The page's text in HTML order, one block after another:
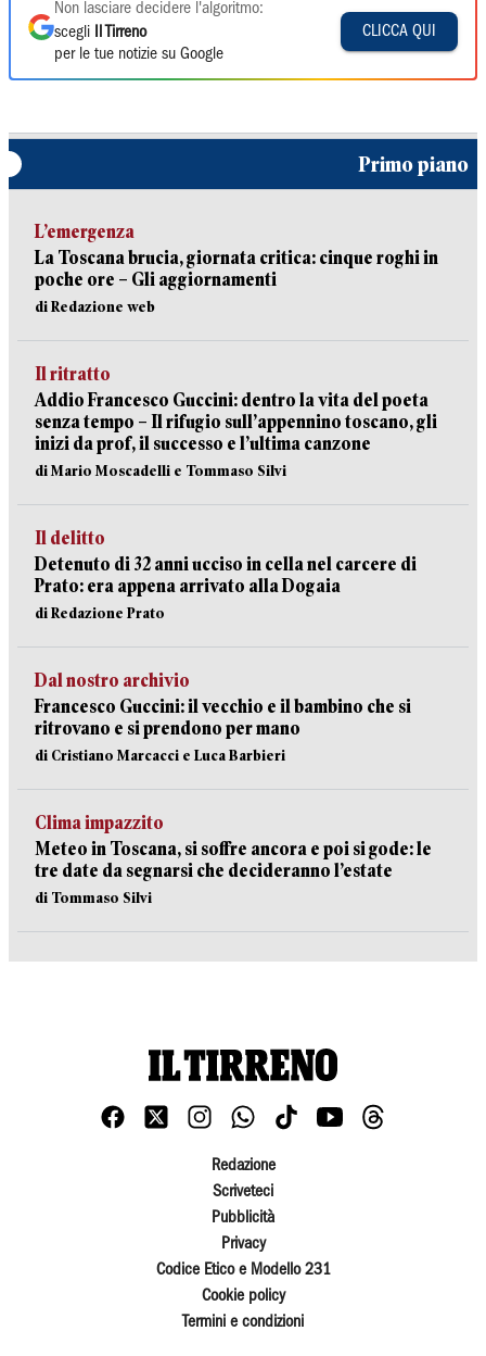
Non lasciare decidere l'algoritmo:
scegli
Il Tirreno
per le tue notizie su Google
CLICCA QUI
Primo piano
L’emergenza
La Toscana brucia, giornata critica: cinque roghi in
poche ore – Gli aggiornamenti
di Redazione web
Il ritratto
Addio Francesco Guccini: dentro la vita del poeta
senza tempo – Il rifugio sull’appennino toscano, gli
inizi da prof, il successo e l’ultima canzone
di Mario Moscadelli e Tommaso Silvi
Il delitto
Detenuto di 32 anni ucciso in cella nel carcere di
Prato: era appena arrivato alla Dogaia
di Redazione Prato
Dal nostro archivio
Francesco Guccini: il vecchio e il bambino che si
ritrovano e si prendono per mano
di Cristiano Marcacci e Luca Barbieri
Clima impazzito
Meteo in Toscana, si soffre ancora e poi si gode: le
tre date da segnarsi che decideranno l’estate
di Tommaso Silvi
Redazione
Scriveteci
Pubblicità
Privacy
Codice Etico e Modello 231
Cookie policy
Termini e condizioni